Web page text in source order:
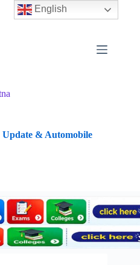
Update & Automobile
English